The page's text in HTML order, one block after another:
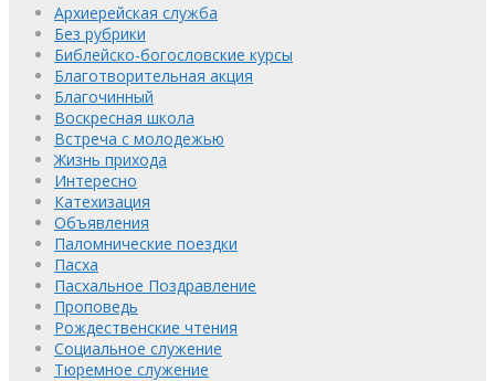
Архиерейская служба
Без рубрики
Библейско-богословские курсы
Благотворительная акция
Благочинный
Воскресная школа
Встреча с молодежью
Жизнь прихода
Интересно
Катехизация
Объявления
Паломнические поездки
Пасха
Пасхальное Поздравление
Проповедь
Рождественские чтения
Социальное служение
Тюремное служение